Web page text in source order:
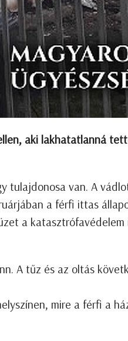
aki lakhatatlanná
tulajdonosa van. A
a férfi ittas
a katasztrófavédelem
A tűz és az oltás
mire a férfi a